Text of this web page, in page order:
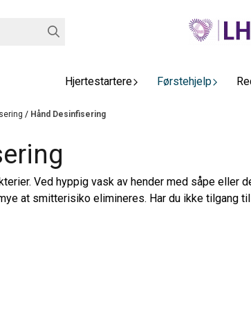
Hjertestartere Førstehjelp
/ Hånd Desinfisering
Ved hyppig vask av hender med såpe
at smitterisiko elimineres. Har du ikke tilgang